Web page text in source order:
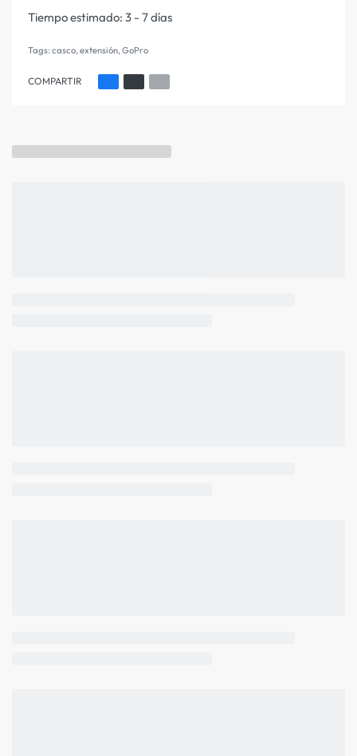
Tiempo estimado: 3 - 7 días
Tags: casco,extensión,GoPro
COMPARTIR